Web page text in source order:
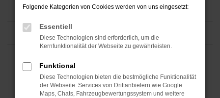
Folgende Kategorien von Cookies werden von uns eingesetzt:
Essentiell
Diese Technologien sind erforderlich, um die
Kernfunktionalität der Webseite zu gewährleisten.
Funktional
Diese Technologien bieten die bestmögliche Funktionalität
der Webseite. Services von Drittanbietern wie Google
Maps, Chats, Fahrzeugbewertungssystem und weitere